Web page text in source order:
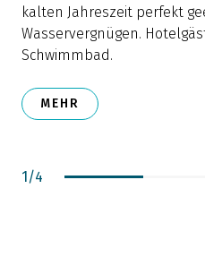
kalten Jahreszeit perfekt
Wasservergnügen.
Schwimmbad.
MEHR
1/4